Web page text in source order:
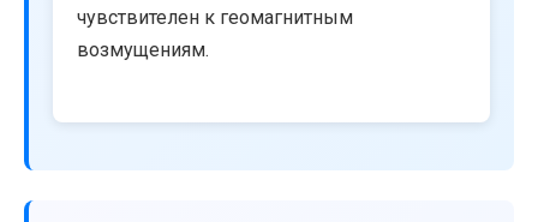
чувствителен к геомагнитным
возмущениям.